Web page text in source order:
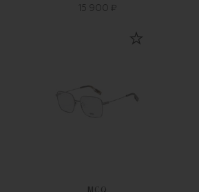
15 900 ₽
MCQ